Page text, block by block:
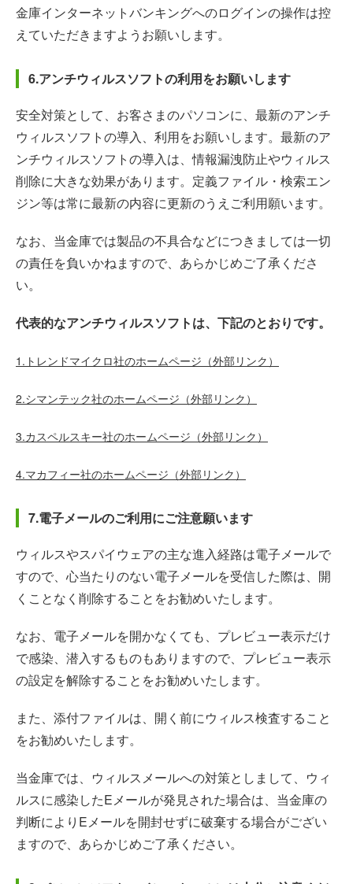
金庫インターネットバンキングへのログインの操作は控
えていただきますようお願いします。
6.アンチウィルスソフトの利用をお願いします
安全対策として、お客さまのパソコンに、最新のアンチ
ウィルスソフトの導入、利用をお願いします。最新のア
ンチウィルスソフトの導入は、情報漏洩防止やウィルス
削除に大きな効果があります。定義ファイル・検索エン
ジン等は常に最新の内容に更新のうえご利用願います。
なお、当金庫では製品の不具合などにつきましては一切
の責任を負いかねますので、あらかじめご了承くださ
い。
代表的なアンチウィルスソフトは、下記のとおりです。
1.トレンドマイクロ社のホームページ（外部リンク）
2.シマンテック社のホームページ（外部リンク）
3.カスペルスキー社のホームページ（外部リンク）
4.マカフィー社のホームページ（外部リンク）
7.電子メールのご利用にご注意願います
ウィルスやスパイウェアの主な進入経路は電子メールで
すので、心当たりのない電子メールを受信した際は、開
くことなく削除することをお勧めいたします。
なお、電子メールを開かなくても、プレビュー表示だけ
で感染、潜入するものもありますので、プレビュー表示
の設定を解除することをお勧めいたします。
また、添付ファイルは、開く前にウィルス検査すること
をお勧めいたします。
当金庫では、ウィルスメールへの対策としまして、ウィ
ルスに感染したEメールが発見された場合は、当金庫の
判断によりEメールを開封せずに破棄する場合がござい
ますので、あらかじめご了承ください。